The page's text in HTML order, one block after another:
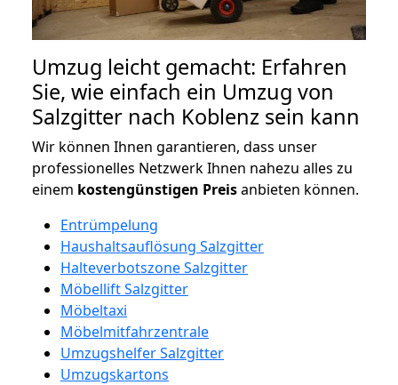
Umzug leicht gemacht: Erfahren
Sie, wie einfach ein Umzug von
Salzgitter nach Koblenz sein kann
Wir können Ihnen garantieren, dass unser
professionelles Netzwerk Ihnen nahezu alles zu
einem kostengünstigen Preisanbieten können.
Entrümpelung
Haushaltsauflösung Salzgitter
Halteverbotszone Salzgitter
Möbellift Salzgitter
Möbeltaxi
Möbelmitfahrzentrale
Umzugshelfer Salzgitter
Umzugskartons